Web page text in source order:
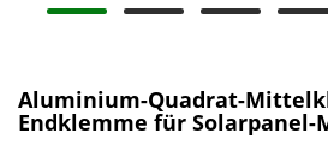
Aluminium-Quadrat-
Endklemme für